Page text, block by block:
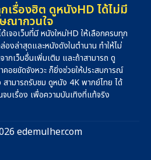
เรื่องฮิต ดูหนังHD ได้ไม่มี
ณากวนใจ
เจอเว็บที่มี หนังใหม่HD ให้เลือกครบทุก
งล่าสุดและหนังดังในตำนาน ทำให้ไม่
ากเว็บอื่นเพิ่มเติม และถ้าสามารถ ดู
อยขัดจังหวะ ก็ยิ่งช่วยให้ประสบการณ์
ามารถรับชม ดูหนัง 4K พากย์ไทย ได้
บเรื่อง เพื่อความบันเทิงที่แท้จริง
edemulher.com